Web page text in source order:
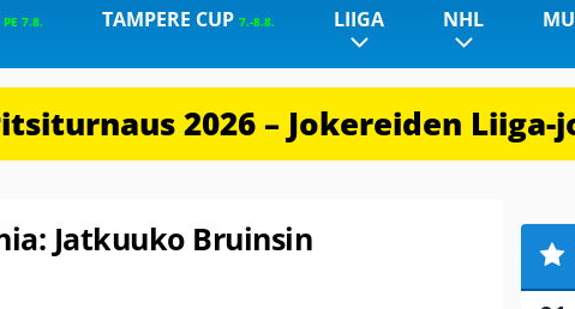
PE 7.8. TAMPERE CUP 7.-8.8. LIIGA NHL
2026 – Jokereiden
Jatkuuko Bruinsin